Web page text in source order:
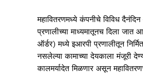
महावितरणमध्ये कंपनीचे विविध
प्रणालीच्या माध्यमातूनच दिला जात
ऑर्डर) मध्ये इआरपी प्रणालीतून
नसलेल्या कामाच्या देयकाला मंजूरी
कालमर्यादेत मिळणार असून